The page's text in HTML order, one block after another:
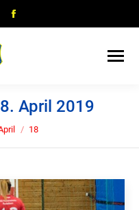
page
window
April 2019
hier:
18